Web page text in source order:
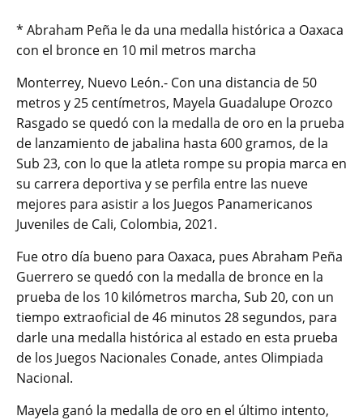
* Abraham Peña le da una medalla histórica a Oaxaca
con el bronce en 10 mil metros marcha
Monterrey, Nuevo León.- Con una distancia de 50
metros y 25 centímetros, Mayela Guadalupe Orozco
Rasgado se quedó con la medalla de oro en la prueba
de lanzamiento de jabalina hasta 600 gramos, de la
Sub 23, con lo que la atleta rompe su propia marca en
su carrera deportiva y se perfila entre las nueve
mejores para asistir a los Juegos Panamericanos
Juveniles de Cali, Colombia, 2021.
Fue otro día bueno para Oaxaca, pues Abraham Peña
Guerrero se quedó con la medalla de bronce en la
prueba de los 10 kilómetros marcha, Sub 20, con un
tiempo extraoficial de 46 minutos 28 segundos, para
darle una medalla histórica al estado en esta prueba
de los Juegos Nacionales Conade, antes Olimpiada
Nacional.
Mayela ganó la medalla de oro en el último intento,